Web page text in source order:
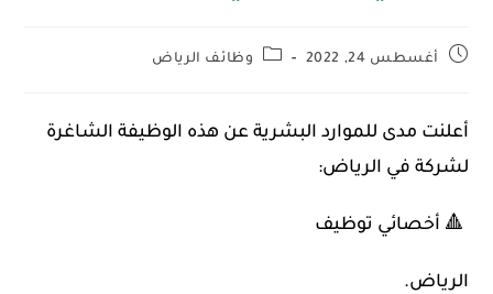
أغسطس 24, 2022 وظائف الرياض
أعلنت مدى للموارد البشرية عن هذه الوظيفة الشاغرة
لشركة في الرياض:
🔺 أخصائي توظيف
الرياض.